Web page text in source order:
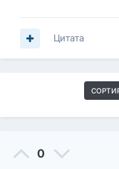
Цитата
0